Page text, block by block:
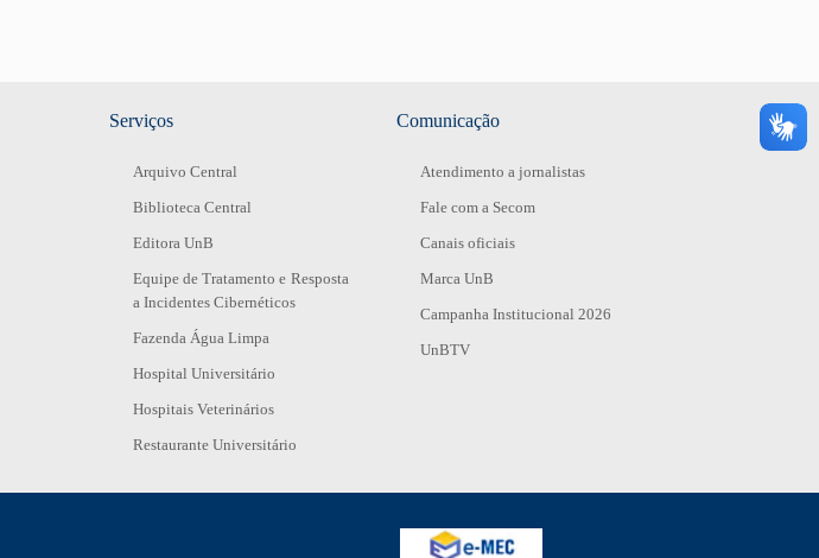
Serviços
Arquivo Central
Biblioteca Central
Editora UnB
Equipe de Tratamento e Resposta
a Incidentes Cibernéticos
Fazenda Água Limpa
Hospital Universitário
Hospitais Veterinários
Restaurante Universitário
Comunicação
Atendimento a jornalistas
Fale com a Secom
Canais oficiais
Marca UnB
Campanha Institucional 2026
UnBTV